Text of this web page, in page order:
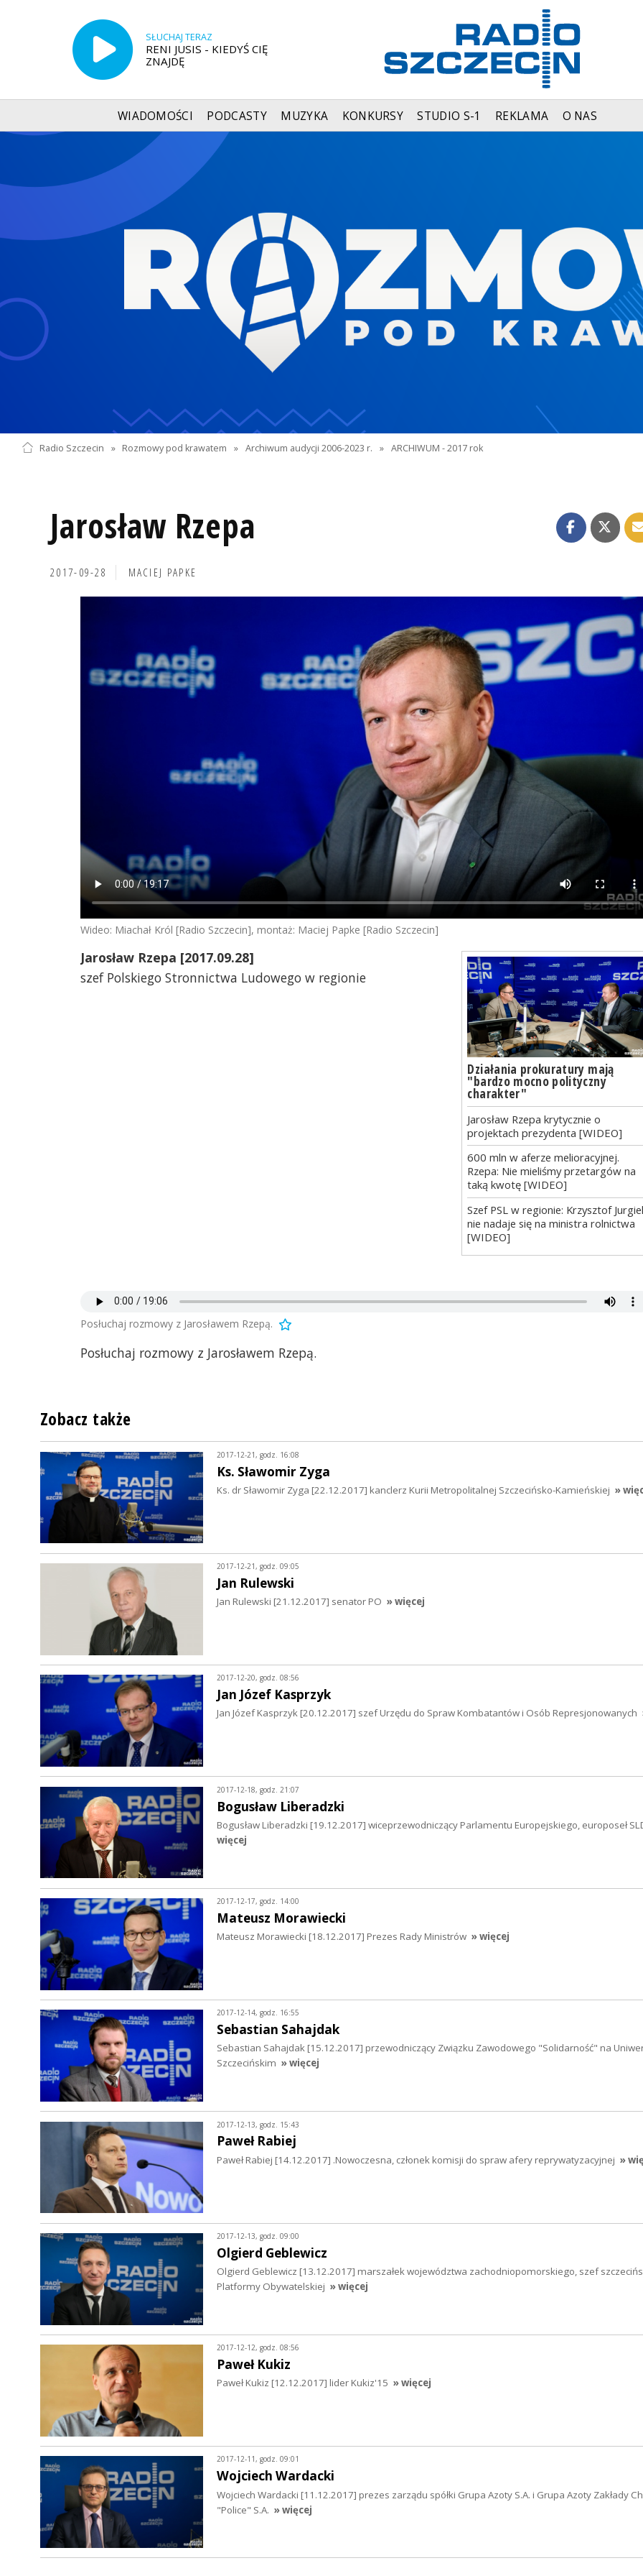
SŁUCHAJ TERAZ
RENI JUSIS - KIEDYŚ CIĘ
ZNAJDĘ
WIADOMOŚCI PODCASTY MUZYKA KONKURSY STUDIO S-1 REKLAMA O NAS
Radio Szczecin » Rozmowy pod krawatem » Archiwum audycji 2006-2023 r. » ARCHIWUM - 2017 rok
Jarosław Rzepa
2017-09-28 MACIEJ PAPKE
Wideo: Miachał Król [Radio Szczecin], montaż: Maciej Papke [Radio Szczecin]
Działania prokuratury mają
"bardzo mocno polityczny
charakter"
Jarosław Rzepa krytycznie o
projektach prezydenta [WIDEO]
600 mln w aferze melioracyjnej.
Rzepa: Nie mieliśmy przetargów na
taką kwotę [WIDEO]
Szef PSL w regionie: Krzysztof
nie nadaje się na ministra rolnictwa
[WIDEO]
Jarosław Rzepa [2017.09.28]
szef Polskiego Stronnictwa Ludowego w regionie
Posłuchaj rozmowy z Jarosławem Rzepą.
Posłuchaj rozmowy z Jarosławem Rzepą.
Zobacz także
2017-12-21, godz. 16:08
Ks. Sławomir Zyga
Ks. dr Sławomir Zyga [22.12.2017] kanclerz Kurii Metropolitalnej Szczecińsko-Kamieńskiej »
2017-12-21, godz. 09:05
Jan Rulewski
Jan Rulewski [21.12.2017] senator PO » więcej
2017-12-20, godz. 08:56
Jan Józef Kasprzyk
Jan Józef Kasprzyk [20.12.2017] szef Urzędu do Spraw Kombatantów i Osób Represjonowanych
2017-12-18, godz. 21:07
Bogusław Liberadzki
Bogusław Liberadzki [19.12.2017] wiceprzewodniczący Parlamentu Europejskiego, europoseł
więcej
2017-12-17, godz. 14:00
Mateusz Morawiecki
Mateusz Morawiecki [18.12.2017] Prezes Rady Ministrów » więcej
2017-12-14, godz. 16:55
Sebastian Sahajdak
Sebastian Sahajdak [15.12.2017] przewodniczący Związku Zawodowego "Solidarność" na
Szczecińskim » więcej
2017-12-13, godz. 15:43
Paweł Rabiej
Paweł Rabiej [14.12.2017] .Nowoczesna, członek komisji do spraw afery reprywatyzacyjnej »
2017-12-13, godz. 09:00
Olgierd Geblewicz
Olgierd Geblewicz [13.12.2017] marszałek województwa zachodniopomorskiego, szef
Platformy Obywatelskiej » więcej
2017-12-12, godz. 08:56
Paweł Kukiz
Paweł Kukiz [12.12.2017] lider Kukiz'15 » więcej
2017-12-11, godz. 09:01
Wojciech Wardacki
Wojciech Wardacki [11.12.2017] prezes zarządu spółki Grupa Azoty S.A. i Grupa Azoty Zakłady
"Police" S.A. » więcej